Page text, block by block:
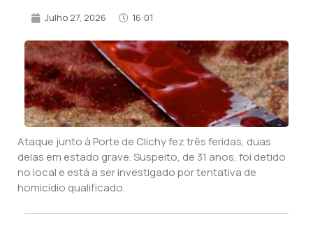
Julho 27, 2026 16:01
Ataque junto à Porte de Clichy fez três feridas, duas
delas em estado grave. Suspeito, de 31 anos, foi detido
no local e está a ser investigado por tentativa de
homicídio qualificado.